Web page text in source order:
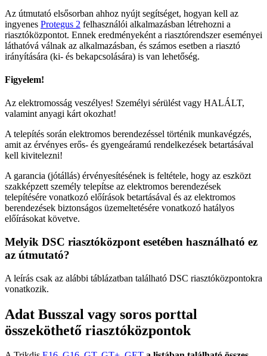
Az útmutató elsősorban ahhoz nyújt segítséget, hogyan kell az
ingyenes Protegus 2 felhasználói alkalmazásban létrehozni a
riasztóközpontot. Ennek eredményeként a riasztórendszer eseményei
láthatóvá válnak az alkalmazásban, és számos esetben a riasztó
irányítására (ki- és bekapcsolására) is van lehetőség.
Figyelem!
Az elektromosság veszélyes! Személyi sérülést vagy HALÁLT,
valamint anyagi kárt okozhat!
A telepítés során elektromos berendezéssel történik munkavégzés,
amit az érvényes erős- és gyengeáramú rendelkezések betartásával
kell kivitelezni!
A garancia (jótállás) érvényesítésének is feltétele, hogy az eszközt
szakképzett személy telepítse az elektromos berendezések
telepítésére vonatkozó előírások betartásával és az elektromos
berendezések biztonságos üzemeltetésére vonatkozó hatályos
előírásokat követve.
Melyik DSC riasztóközpont esetében használható ez
az útmutató?
A leírás csak az alábbi táblázatban található DSC riasztóközpontokra
vonatkozik.
Adat Busszal vagy soros porttal
összeköthető riasztóközpontok